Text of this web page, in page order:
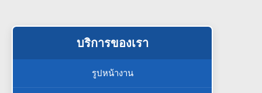
บริการของเรา
รูปหน้างาน